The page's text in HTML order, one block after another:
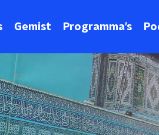
Gemist Programma's